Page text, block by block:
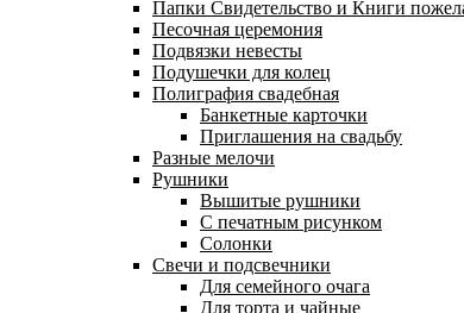
Папки Свидетельство и Книги
Песочная церемония
Подвязки невесты
Подушечки для колец
Полиграфия свадебная
Банкетные карточки
Приглашения на свадьбу
Разные мелочи
Рушники
Вышитые рушники
С печатным рисунком
Солонки
Свечи и подсвечники
Для семейного очага
Для торта и чайные